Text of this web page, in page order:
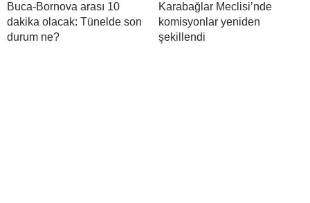
Buca-Bornova arası 10
dakika olacak: Tünelde son
durum ne?
Karabağlar Meclisi’nde
komisyonlar yeniden
şekillendi